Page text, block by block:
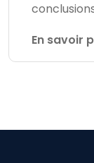
En savoir